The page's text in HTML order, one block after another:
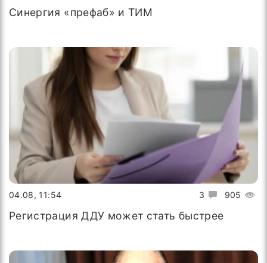
Синергия «префаб» и ТИМ
3 905
04.08, 11:54
Регистрация ДДУ может стать быстрее